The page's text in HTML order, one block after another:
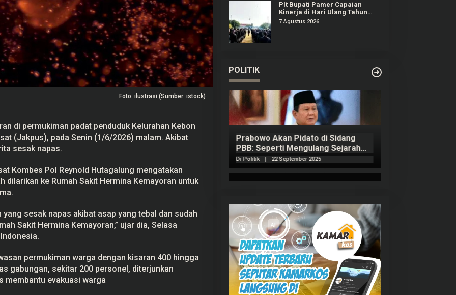
Foto: ilustrasi (Sumber: istock)
di permukiman padat penduduk Kelurahan Kebon
(Jakpus), pada Senin (1/6/2026) malam. Akibat
sesak napas.
Kombes Pol Reynold Hutagalung mengatakan
dilarikan ke Rumah Sakit Hermina Kemayoran untuk
yang sesak napas akibat asap yang tebal dan sudah
Sakit Hermina Kemayoran,” ujar dia, Selasa
permukiman warga dengan kisaran 400 hingga
gabungan, sekitar 200 personel, diterjunkan
membantu evakuasi warga
Plt Bupati Pamer Capaian
Kinerja di Hari Ulang Tahun
Pati ke-703
7 Agustus 2026
POLITIK
Gerindra Tuding Ketua Pansus ‘Ada
Prabowo Akan Pidato di Sidang
PBB: Seperti Mengulang Sejarah
Sang Ayah
Di Politik | 22 September 2025